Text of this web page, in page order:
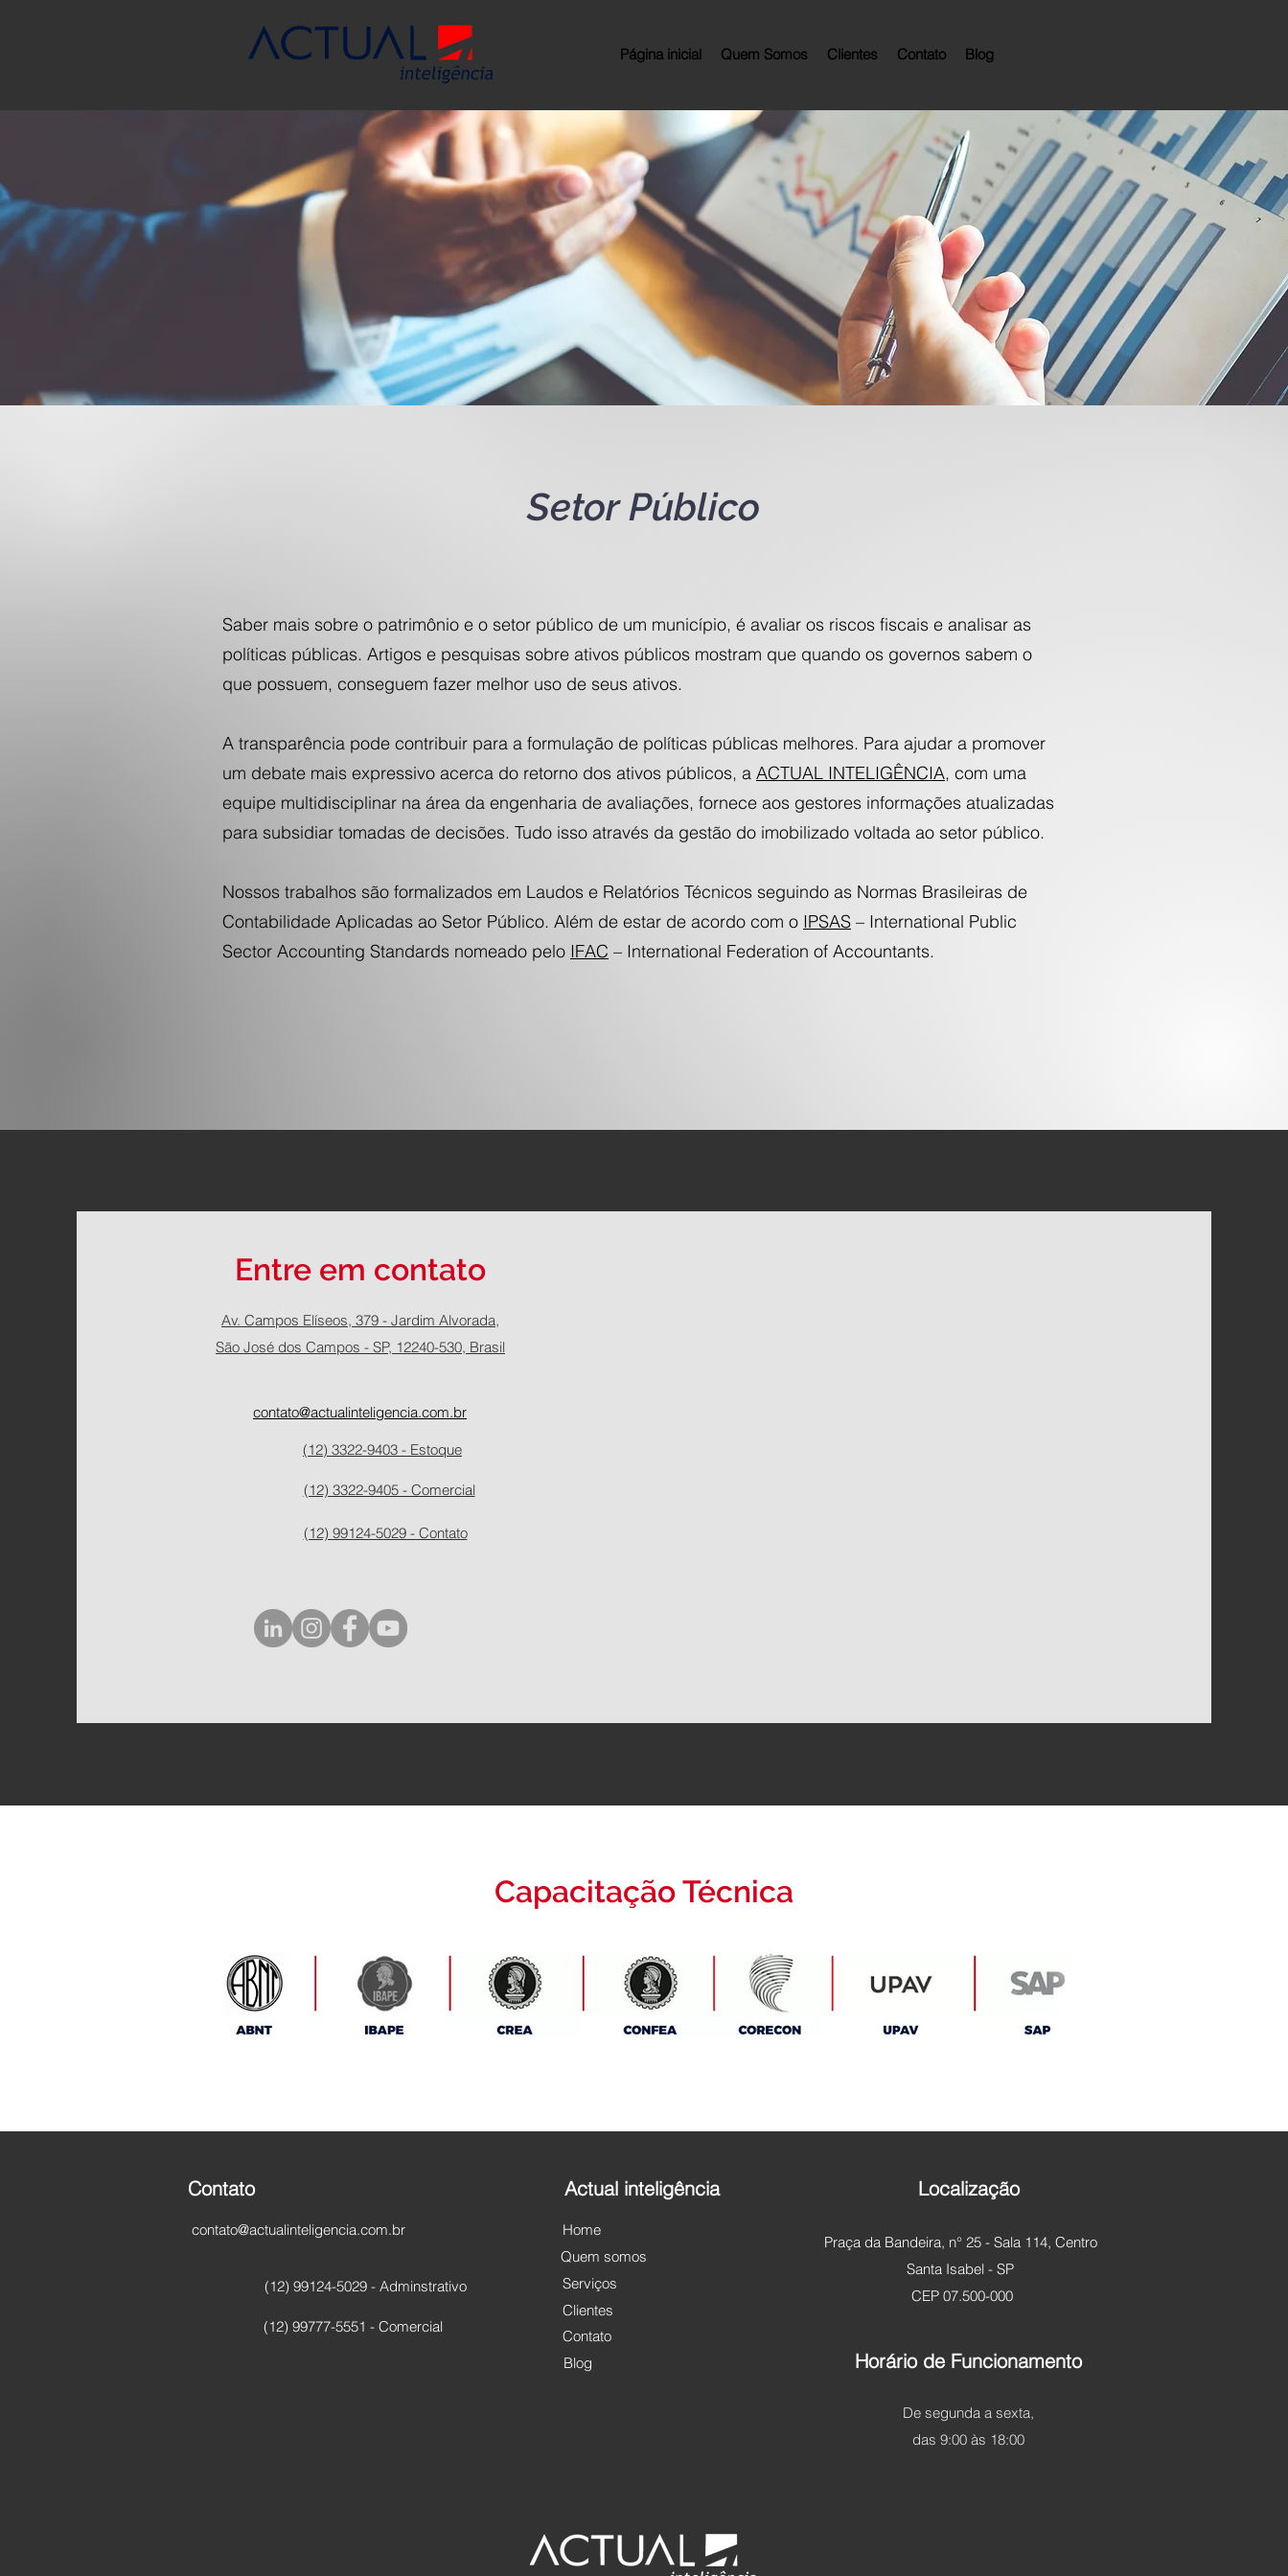
Página inicial Quem Somos Clientes Contato Blog
Setor Público
Saber mais sobre o patrimônio e o setor público de um município, é avaliar os riscos fiscais e analisar as
políticas públicas. Artigos e pesquisas sobre ativos públicos mostram que quando os governos sabem o
que possuem, conseguem fazer melhor uso de seus ativos.
A transparência pode contribuir para a formulação de políticas públicas melhores. Para ajudar a promover
um debate mais expressivo acerca do retorno dos ativos públicos, a ACTUAL INTELIGÊNCIA, com uma
equipe multidisciplinar na área da engenharia de avaliações, fornece aos gestores informações atualizadas
para subsidiar tomadas de decisões. Tudo isso através da gestão do imobilizado voltada ao setor público.
Nossos trabalhos são formalizados em Laudos e Relatórios Técnicos seguindo as Normas Brasileiras de
Contabilidade Aplicadas ao Setor Público. Além de estar de acordo com o IPSAS – International Public
Sector Accounting Standards nomeado pelo IFAC – International Federation of Accountants.
Entre em contato
Av. Campos Elíseos, 379 - Jardim Alvorada,
São José dos Campos - SP, 12240-530, Brasil
contato@actualinteligencia.com.br
(12) 3322-9403 - Estoque
(12) 3322-9405 - Comercial
(12) 99124-5029 - Contato
Capacitação Técnica
Contato
contato@actualinteligencia.com.br
Actual inteligência
Home
Quem somos
(12) 99124-5029 - Adminstrativo
(12) 99777-5551 - Comercial
Serviços
Clientes
Contato
Blog
Localização
Praça da Bandeira, n° 25 - Sala 114, Centro
Santa Isabel - SP
CEP 07.500-000
Horário de Funcionamento
De segunda a sexta,
das 9:00 às 18:00